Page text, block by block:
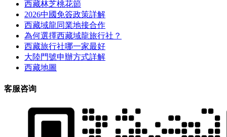
西藏林芝桃花節
2026中國免簽政策詳解
西藏域龍同業地接合作
為何選擇西藏域龍旅行社？
西藏旅行社哪一家最好
大陸門號申辦方式詳解
西藏地圖
客服咨询